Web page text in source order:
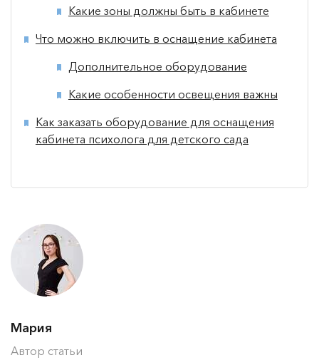
Какие зоны должны быть в кабинете
Что можно включить в оснащение кабинета
Дополнительное оборудование
Какие особенности освещения важны
Как заказать оборудование для оснащения
кабинета психолога для детского сада
Мария
Автор статьи